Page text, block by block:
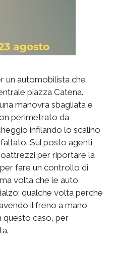
un automobilista che
piazza Catena.
manovra sbagliata e
perimetrato da
infilando lo scalino
Sul posto agenti
per riportare la
fare un controllo di
volta che le auto
qualche volta perchè
il freno a mano
questo caso, per